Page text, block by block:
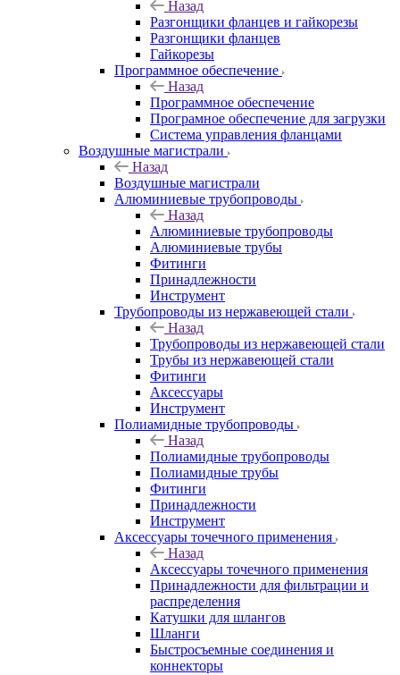
Назад
Разгонщики фланцев и гайкорезы
Разгонщики фланцев
Гайкорезы
Программное обеспечение
Назад
Программное обеспечение
Програмное обеспечение для загрузки
Система управления фланцами
Воздушные магистрали
Назад
Воздушные магистрали
Алюминиевые трубопроводы
Назад
Алюминиевые трубопроводы
Алюминиевые трубы
Фитинги
Принадлежности
Инструмент
Трубопроводы из нержавеющей стали
Назад
Трубопроводы из нержавеющей стали
Трубы из нержавеющей стали
Фитинги
Аксессуары
Инструмент
Полиамидные трубопроводы
Назад
Полиамидные трубопроводы
Полиамидные трубы
Фитинги
Принадлежности
Инструмент
Аксессуары точечного применения
Назад
Аксессуары точечного применения
Принадлежности для фильтрации и
распределения
Катушки для шлангов
Шланги
Быстросъемные соединения и
коннекторы